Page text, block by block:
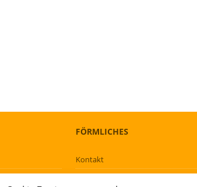
FÖRMLICHES
Kontakt